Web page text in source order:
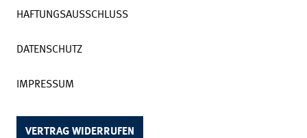
HAFTUNGSAUSSCHLUSS
DATENSCHUTZ
IMPRESSUM
VERTRAG WIDERRUFEN